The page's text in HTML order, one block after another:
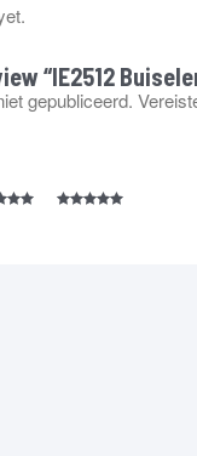
“IE2512
gepubliceerd.